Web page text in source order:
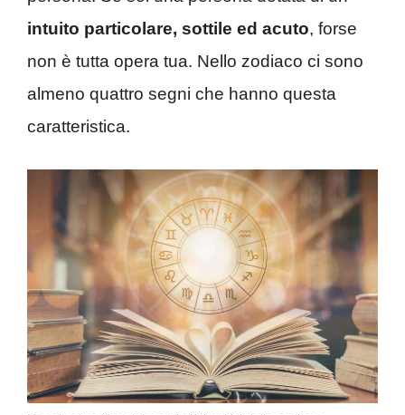
intuito particolare, sottile ed acuto, forse
non è tutta opera tua. Nello zodiaco ci sono
almeno quattro segni che hanno questa
caratteristica.